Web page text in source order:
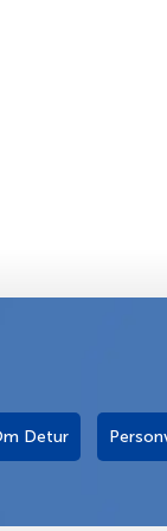
Detur